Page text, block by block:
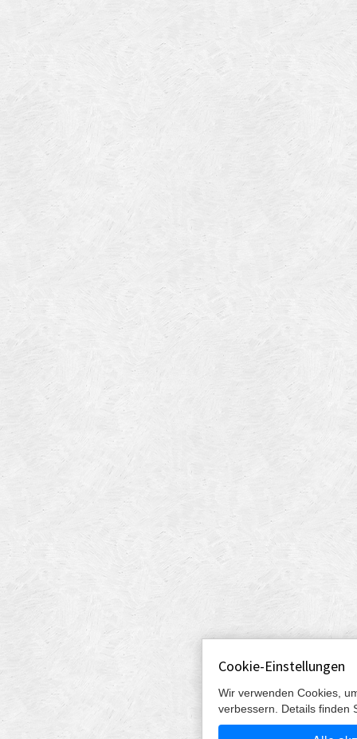
Cookie-Einstellungen
Wir verwenden Cookies,
verbessern. Details finden